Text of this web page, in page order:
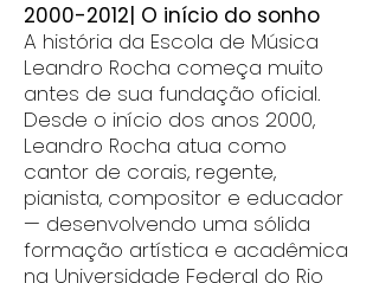
​2000-2012| O início do sonho
A história da Escola de Música
Leandro Rocha começa muito
antes de sua fundação oficial.
Desde o início dos anos 2000,
Leandro Rocha atua como
cantor de corais, regente,
pianista, compositor e educador
— desenvolvendo uma sólida
formação artística e acadêmica
na Universidade Federal do Rio